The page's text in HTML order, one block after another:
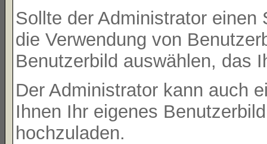
Sollte der Administrator
die Verwendung von
Benutzerbild auswählen, das
Der Administrator kann auch
Ihnen Ihr eigenes
hochzuladen.